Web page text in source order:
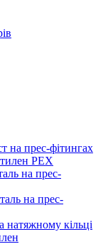
на прес-фітингах
PEX
на прес-
на прес-
кільці